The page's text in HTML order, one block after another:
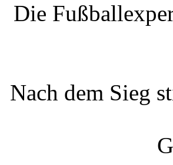
Die
Nach dem Sieg